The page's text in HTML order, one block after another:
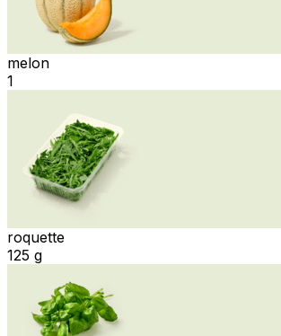
melon
1
roquette
125 g